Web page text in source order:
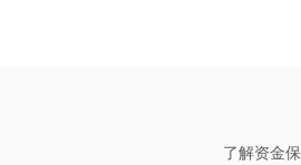
了解资金保